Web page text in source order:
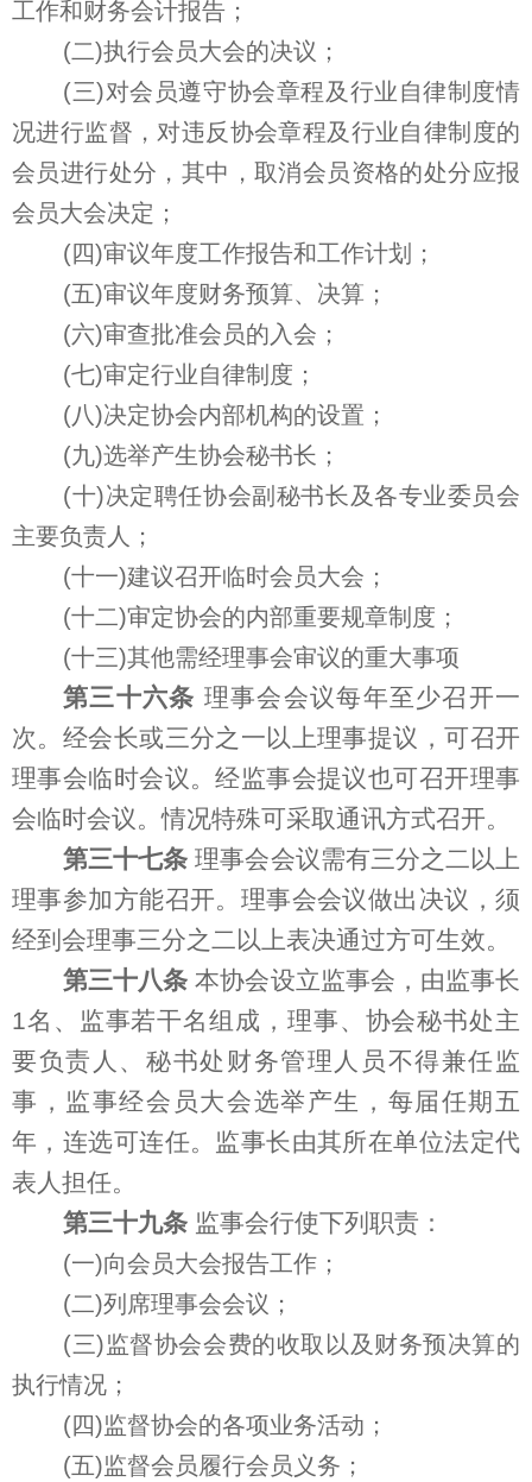
工作和财务会计报告；
(二)执行会员大会的决议；
(三)对会员遵守协会章程及行业自律制度情
况进行监督，对违反协会章程及行业自律制度的
会员进行处分，其中，取消会员资格的处分应报
会员大会决定；
(四)审议年度工作报告和工作计划；
(五)审议年度财务预算、决算；
(六)审查批准会员的入会；
(七)审定行业自律制度；
(八)决定协会内部机构的设置；
(九)选举产生协会秘书长；
(十)决定聘任协会副秘书长及各专业委员会
主要负责人；
(十一)建议召开临时会员大会；
(十二)审定协会的内部重要规章制度；
(十三)其他需经理事会审议的重大事项
第三十六条 理事会会议每年至少召开一
次。经会长或三分之一以上理事提议，可召开
理事会临时会议。经监事会提议也可召开理事
会临时会议。情况特殊可采取通讯方式召开。
第三十七条 理事会会议需有三分之二以上
理事参加方能召开。理事会会议做出决议，须
经到会理事三分之二以上表决通过方可生效。
第三十八条 本协会设立监事会，由监事长
1名、监事若干名组成，理事、协会秘书处主
要负责人、秘书处财务管理人员不得兼任监
事，监事经会员大会选举产生，每届任期五
年，连选可连任。监事长由其所在单位法定代
表人担任。
第三十九条 监事会行使下列职责：
(一)向会员大会报告工作；
(二)列席理事会会议；
(三)监督协会会费的收取以及财务预决算的
执行情况；
(四)监督协会的各项业务活动；
(五)监督会员履行会员义务；